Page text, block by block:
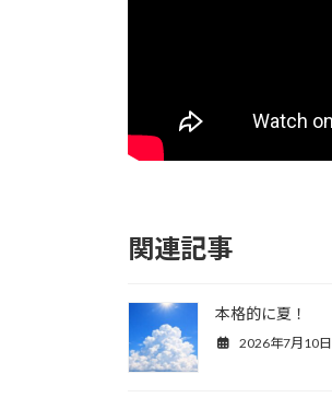
関連記事
本格的に夏！
2026年7月10日